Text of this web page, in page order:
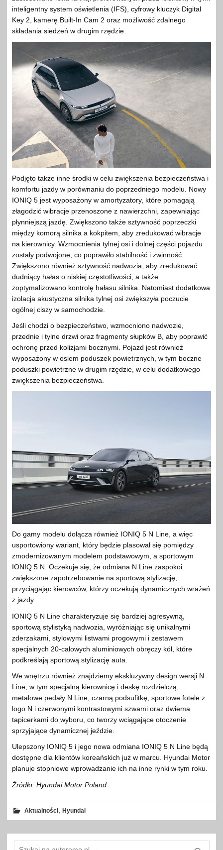
inteligentny system oświetlenia (IFS), cyfrowy kluczyk Digital
Key 2, kamerę Built-In Cam 2 oraz możliwość zdalnego
składania siedzeń w drugim rzędzie.
Podjęto także inne środki w celu zwiększenia bezpieczeństwa i
komfortu jazdy w porównaniu do poprzedniego modelu. Nowy
IONIQ 5 jest wyposażony w amortyzatory, które pomagają
złagodzić wibracje przenoszone z nawierzchni, zapewniając
płynniejszą jazdę. Zwiększono także sztywność poprzeczki
między komorą silnika a kokpitem, aby zredukować wibracje
na kierownicy. Wzmocnienia tylnej osi i dolnej części pojazdu
zostały podwojone, co poprawiło stabilność i zwinność.
Zwiększono również sztywność nadwozia, aby zredukować
dudniący hałas o niskiej częstotliwości, a także
zoptymalizowano kontrolę hałasu silnika. Natomiast dodatkowa
izolacja akustyczna silnika tylnej osi zwiększyła poczucie
ogólnej ciszy w samochodzie.
Jeśli chodzi o bezpieczeństwo, wzmocniono nadwozie,
przednie i tylne drzwi oraz fragmenty słupków B, aby poprawić
ochronę przed kolizjami bocznymi. Pojazd jest również
wyposażony w osiem poduszek powietrznych, w tym boczne
poduszki powietrzne w drugim rzędzie, w celu dodatkowego
zwiększenia bezpieczeństwa.
Do gamy modelu dołącza również IONIQ 5 N Line, a więc
usportowiony wariant, który będzie plasował się pomiędzy
zmodernizowanym modelem podstawowym, a sportowym
IONIQ 5 N. Oczekuje się, że odmiana N Line zaspokoi
zwiększone zapotrzebowanie na sportową stylizację,
przyciągając kierowców, którzy oczekują dynamicznych wrażeń
z jazdy.
IONIQ 5 N Line charakteryzuje się bardziej agresywną,
sportową stylistyką nadwozia, wyróżniając się unikalnymi
zderzakami, stylowymi listwami progowymi i zestawem
specjalnych 20-calowych aluminiowych obręczy kół, które
podkreślają sportową stylizację auta.
We wnętrzu również znajdziemy ekskluzywny design wersji N
Line, w tym specjalną kierownicę i deskę rozdzielczą,
metalowe pedały N Line, czarną podsufitkę, sportowe fotele z
logo N i czerwonymi kontrastowymi szwami oraz dwiema
tapicerkami do wyboru, co tworzy wciągające otoczenie
sprzyjające dynamicznej jeździe.
Ulepszony IONIQ 5 i jego nowa odmiana IONIQ 5 N Line będą
dostępne dla klientów koreańskich już w marcu. Hyundai Motor
planuje stopniowe wprowadzanie ich na inne rynki w tym roku.
Źródło: Hyundai Motor Poland
Aktualności ,Hyundai